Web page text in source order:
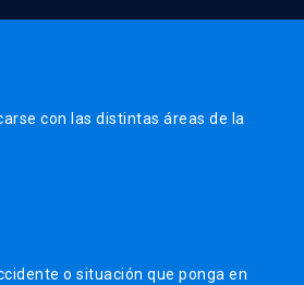
con las distintas áreas de la
o situación que ponga en